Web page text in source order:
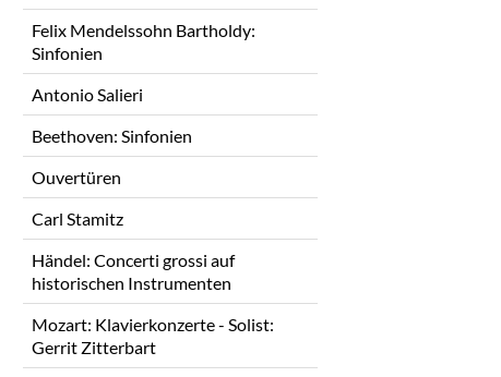
Felix Mendelssohn Bartholdy:
Sinfonien
Antonio Salieri
Beethoven: Sinfonien
Ouvertüren
Carl Stamitz
Händel: Concerti grossi auf
historischen Instrumenten
Mozart: Klavierkonzerte - Solist:
Gerrit Zitterbart